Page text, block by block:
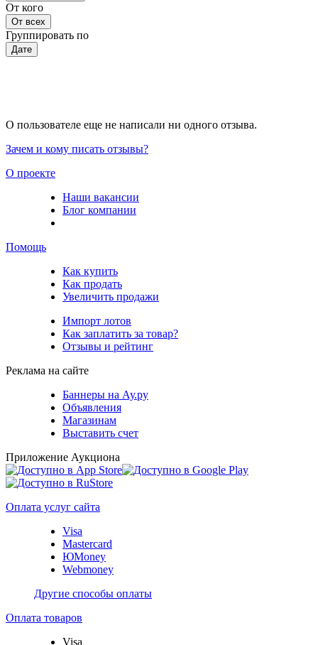
От кого
От всех
Группировать по
Дате
О пользователе еще не написали ни одного отзыва.
Зачем и кому писать отзывы?
О проекте
Наши вакансии
Блог компании
Помощь
Как купить
Как продать
Увеличить продажи
Импорт лотов
Как заплатить за товар?
Отзывы и рейтинг
Реклама на сайте
Баннеры на Ау.ру
Объявления
Магазинам
Выставить счет
Приложение Аукциона
Оплата услуг сайта
Visa
Mastercard
ЮMoney
Webmoney
Другие способы оплаты
Оплата товаров
Visa